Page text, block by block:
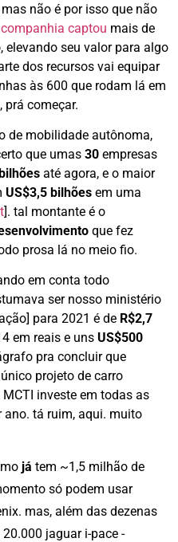
não é por isso que não
captou mais de
elevando seu valor para algo
dos recursos vai equipar
às 600 que rodam lá em
prá começar.
de mobilidade autônoma,
que umas 30 empresas
até agora, e o maior
US$3,5 bilhões em uma
]. tal montante é o
que fez
prosa lá no meio fio.
em conta todo
ser nosso ministério
para 2021 é de R$2,7
em reais e uns US$500
pra concluir que
projeto de carro
investe em todas as
ano. tá ruim, aqui. muito
já tem ~1,5 milhão de
só podem usar
mas, além das dezenas
jaguar i-pace -